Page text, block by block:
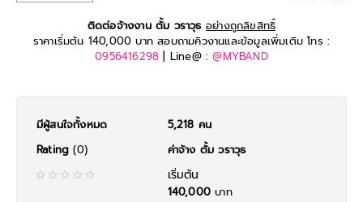
ตาร์ในแต่ละปี อีกทั้งมีความสามารถด้านการร้องเพลงและการเอนเตอร์เทนท์ เป็น
โปรเจคที่ลงตัวมากๆติดต่อจ้างงาน ตั้ม วราวุธ อย่างถูกลิขสิทธิ์
ราคาเริ่มต้น 140,000 บาท สอบถามคิวงานและข้อมูลเพิ่มเติม โทร :
0956416298 | Line@ :@MYBAND
มีผู้สนใจทั้งหมด
5,218 คน
Rating (0) ค่าจ้าง ตั้ม วราวุธ
เริ่มต้น
140,000 บาท